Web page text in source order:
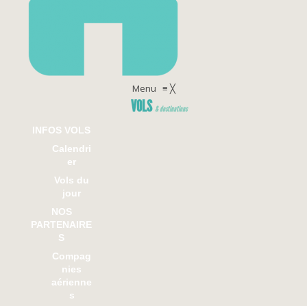
Menu ≡╳
VOLS & destinations
INFOS VOLS
Calendri
er
Vols du
jour
NOS
PARTENAIRE
S
Compag
nies
aérienne
s